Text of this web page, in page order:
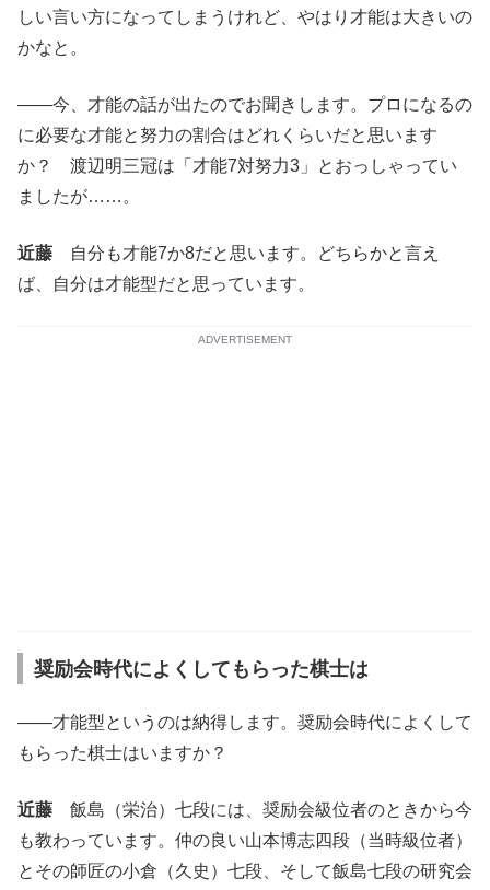
しい言い方になってしまうけれど、やはり才能は大きいの
かなと。
――今、才能の話が出たのでお聞きします。プロになるの
に必要な才能と努力の割合はどれくらいだと思います
か？ 渡辺明三冠は「才能7対努力3」とおっしゃってい
ましたが……。
近藤
自分も才能7か8だと思います。どちらかと言え
ば、自分は才能型だと思っています。
ADVERTISEMENT
奨励会時代によくしてもらった棋士は
――才能型というのは納得します。奨励会時代によくして
もらった棋士はいますか？
近藤 飯島（栄治）七段には、奨励会級位者のときから今
も教わっています。仲の良い山本博志四段（当時級位者）
とその師匠の小倉（久史）七段、そして飯島七段の研究会